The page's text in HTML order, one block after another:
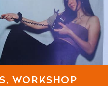
WORKSHOP
ouvertes ?
un bachelor et